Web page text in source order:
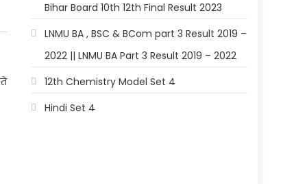
Bihar Board 10th 12th Final Result 2023
LNMU BA , BSC & BCom part 3 Result 2019 –
2022 || LNMU BA Part 3 Result 2019 – 2022
12th Chemistry Model Set 4
Hindi Set 4